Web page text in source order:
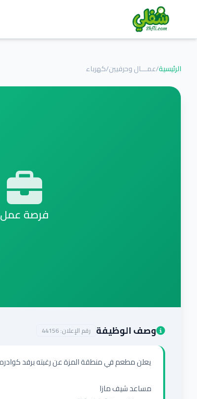
الرئيسية/عمـــال وحرفيين/كهرباء
فرصة عمل
وصف الوظيفة رقم الإعلان:44156